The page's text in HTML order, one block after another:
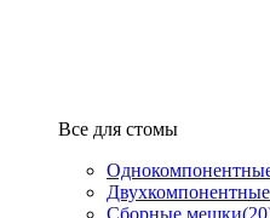
Все для стомы
Сборные мешки